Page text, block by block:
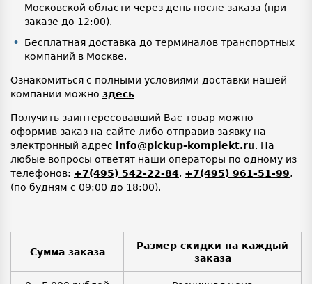
Московской области через день после заказа (при
заказе до 12:00).
Бесплатная доставка до терминалов транспортных
компаний в Москве.
Ознакомиться с полными условиями доставки нашей
компании можно здесь
Получить заинтересовавший Вас товар можно
оформив заказ на сайте либо отправив заявку на
электронный адрес info@pickup-komplekt.ru. На
любые вопросы ответят наши операторы по одному из
телефонов: +7(495) 542-22-84, +7(495) 961-51-99,
(по будням с 09:00 до 18:00).
Сумма заказа
Размер скидки на каждый
заказа